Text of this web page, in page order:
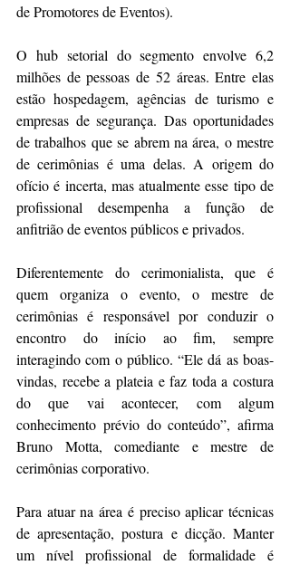
de Promotores de Eventos).
O hub setorial do segmento envolve 6,2
milhões de pessoas de 52 áreas. Entre elas
estão hospedagem, agências de turismo e
empresas de segurança. Das oportunidades
de trabalhos que se abrem na área, o mestre
de cerimônias é uma delas. A origem do
ofício é incerta, mas atualmente esse tipo de
profissional desempenha a função de
anfitrião de eventos públicos e privados.
Diferentemente do cerimonialista, que é
quem organiza o evento, o mestre de
cerimônias é responsável por conduzir o
encontro do início ao fim, sempre
interagindo com o público. “Ele dá as boas-
vindas, recebe a plateia e faz toda a costura
do que vai acontecer, com algum
conhecimento prévio do conteúdo”, afirma
Bruno Motta, comediante e mestre de
cerimônias corporativo.
Para atuar na área é preciso aplicar técnicas
de apresentação, postura e dicção. Manter
um nível profissional de formalidade é